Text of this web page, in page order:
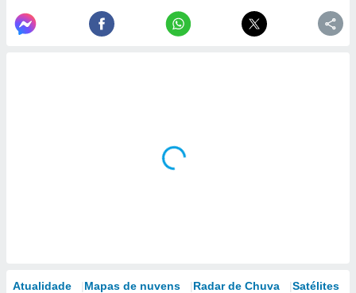
Atualidade Mapas de nuvens Radar de Chuva Satélites